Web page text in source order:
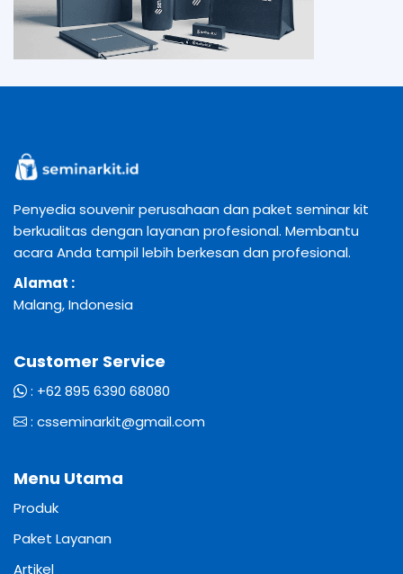
Penyedia souvenir perusahaan dan paket seminar kit
berkualitas dengan layanan profesional. Membantu
acara Anda tampil lebih berkesan dan profesional.
Alamat :
Malang, Indonesia
Customer Service
: +62 895 6390 68080
: csseminarkit@gmail.com
Menu Utama
Produk
Paket Layanan
Artikel